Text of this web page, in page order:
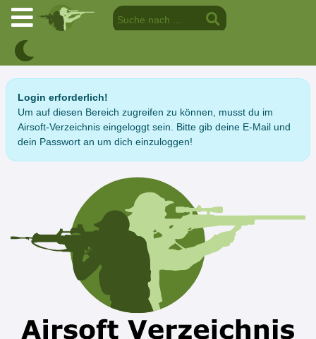
Login erforderlich!
Um auf diesen Bereich zugreifen zu können, musst du im
Airsoft-Verzeichnis eingeloggt sein. Bitte gib deine E-Mail und
dein Passwort an um dich einzuloggen!